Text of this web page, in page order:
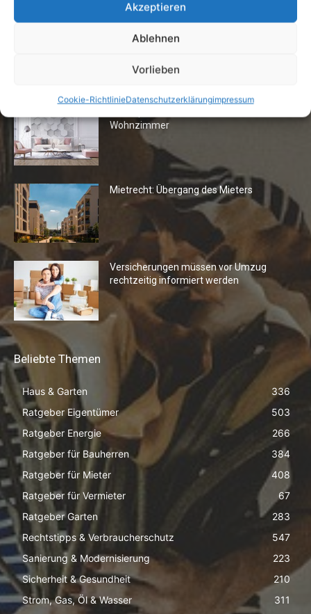
Akzeptieren
Ablehnen
Vorlieben
Cookie-RichtlinieDatenschutzerklärungimpressum
Wohnzimmer
Mietrecht: Übergang des Mieters
Versicherungen müssen vor Umzug
rechtzeitig informiert werden
Beliebte Themen
Haus & Garten
336
Ratgeber Eigentümer
503
Ratgeber Energie
266
Ratgeber für Bauherren
384
Ratgeber für Mieter
408
Ratgeber für Vermieter
67
Ratgeber Garten
283
Rechtstipps & Verbraucherschutz
547
Sanierung & Modernisierung
223
Sicherheit & Gesundheit
210
Strom, Gas, Öl & Wasser
311